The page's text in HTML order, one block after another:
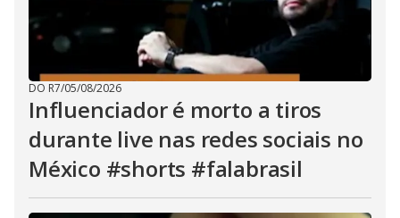
DO R7/05/08/2026
Influenciador é morto a tiros
durante live nas redes sociais no
México #shorts #falabrasil